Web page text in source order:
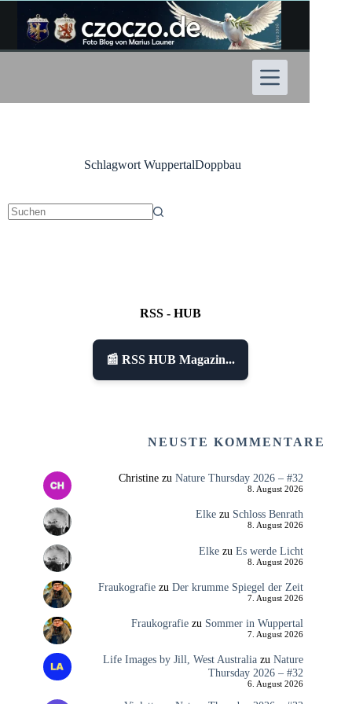
Inhalt
springen
Schlagwort WuppertalDoppbau
RSS - HUB
📰 RSS HUB Magazin...
NEUSTE KOMMENTARE
Christinezu Nature Thursday 2026 – #32
8. August 2026
Elkezu Schloss Benrath
8. August 2026
Elkezu Es werde Licht
8. August 2026
Fraukografiezu Der krumme Spiegel der Zeit
7. August 2026
Fraukografiezu Sommer in Wuppertal
7. August 2026
Life Images by Jill, West Australiazu Nature
Thursday 2026 – #32
6. August 2026